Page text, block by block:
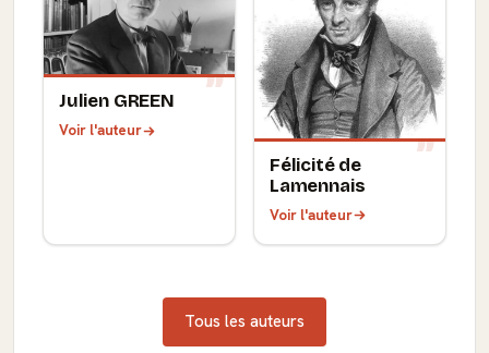
Julien GREEN
Voir l'auteur
Félicité de
Lamennais
Voir l'auteur
Tous les auteurs